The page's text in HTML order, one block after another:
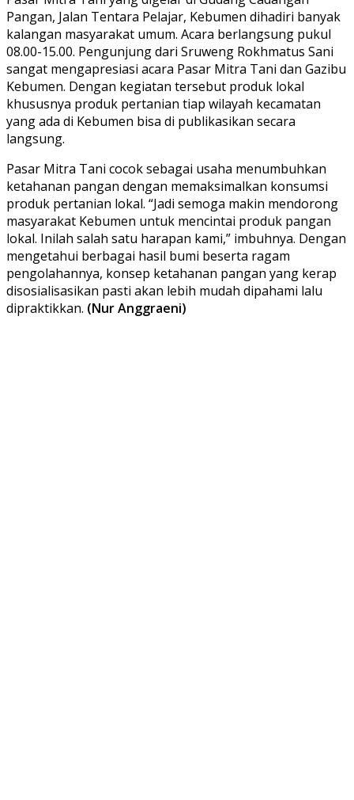
Pangan, Jalan Tentara Pelajar, Kebumen dihadiri banyak
kalangan masyarakat umum. Acara berlangsung pukul
08.00-15.00. Pengunjung dari Sruweng Rokhmatus Sani
sangat mengapresiasi acara Pasar Mitra Tani dan Gazibu
Kebumen. Dengan kegiatan tersebut produk lokal
khususnya produk pertanian tiap wilayah kecamatan
yang ada di Kebumen bisa di publikasikan secara
langsung.
Pasar Mitra Tani cocok sebagai usaha menumbuhkan
ketahanan pangan dengan memaksimalkan konsumsi
produk pertanian lokal. “Jadi semoga makin mendorong
masyarakat Kebumen untuk mencintai produk pangan
lokal. Inilah salah satu harapan kami,” imbuhnya. Dengan
mengetahui berbagai hasil bumi beserta ragam
pengolahannya, konsep ketahanan pangan yang kerap
disosialisasikan pasti akan lebih mudah dipahami lalu
dipraktikkan. (Nur Anggraeni)